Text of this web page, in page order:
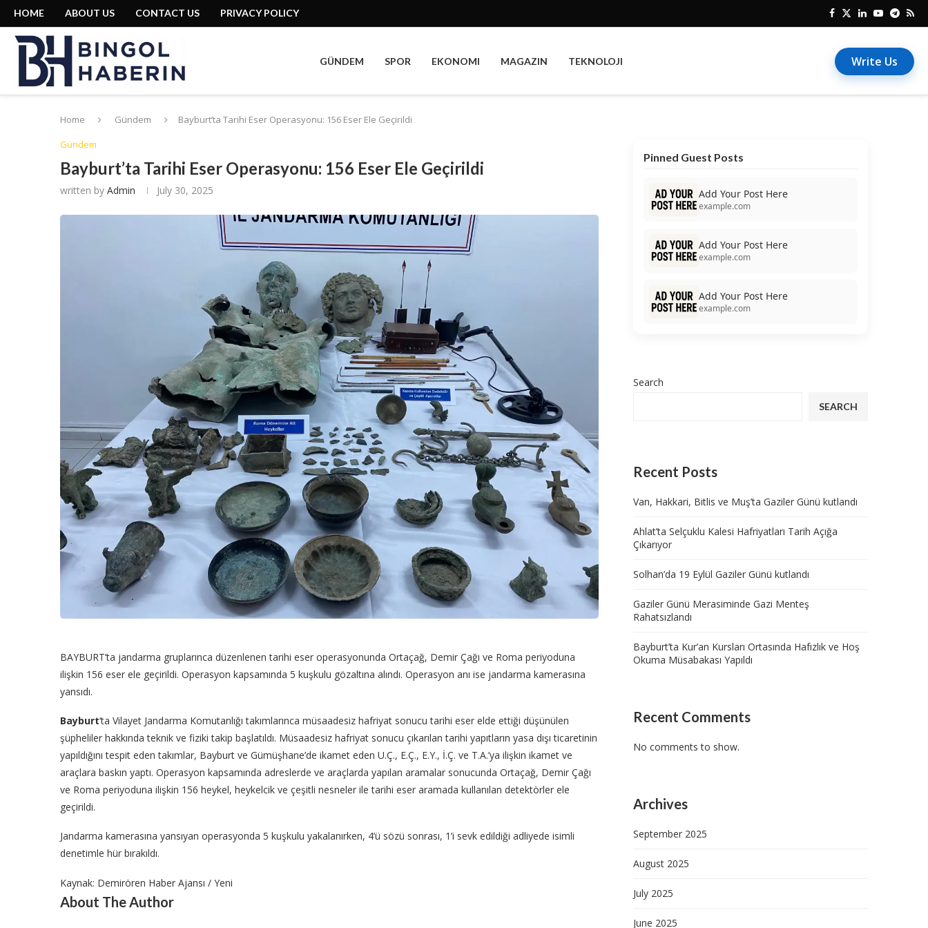
HOME ABOUT US CONTACT US PRIVACY POLICY
GÜNDEM SPOR EKONOMI MAGAZIN TEKNOLOJI Write Us
Home Gündem
Bayburt’ta Tarihi Eser Operasyonu: 156 Eser Ele Geçirildi
Gündem
Bayburt’ta Tarihi Eser Operasyonu: 156 Eser Ele Geçirildi
written by Admin July 30, 2025
BAYBURT’ta jandarma gruplarınca düzenlenen tarihi eser operasyonunda Ortaçağ, Demir Çağı ve Roma periyoduna
ilişkin 156 eser ele geçirildi. Operasyon kapsamında 5 kuşkulu gözaltına alındı. Operasyon anı ise jandarma kamerasına
yansıdı.
Bayburt‘ta Vilayet Jandarma Komutanlığı takımlarınca müsaadesiz hafriyat sonucu tarihi eser elde ettiği düşünülen
şüpheliler hakkında teknik ve fiziki takip başlatıldı. Müsaadesiz hafriyat sonucu çıkarılan tarihi yapıtların yasa dışı ticaretinin
yapıldığını tespit eden takımlar, Bayburt ve Gümüşhane’de ikamet eden U.Ç., E.Ç., E.Y., İ.Ç. ve T.A.’ya ilişkin ikamet ve
araçlara baskın yaptı. Operasyon kapsamında adreslerde ve araçlarda yapılan aramalar sonucunda Ortaçağ, Demir Çağı
ve Roma periyoduna ilişkin 156 heykel, heykelcik ve çeşitli nesneler ile tarihi eser aramada kullanılan detektörler ele
geçirildi.
Jandarma kamerasına yansıyan operasyonda 5 kuşkulu yakalanırken, 4’ü sözü sonrası, 1’i sevk edildiği adliyede isimli
denetimle hür bırakıldı.
Kaynak: Demirören Haber Ajansı / Yeni
About The Author
Pinned Guest Posts
Add Your Post Here
example.com
Add Your Post Here
example.com
Add Your Post Here
example.com
Search
SEARCH
Recent Posts
Van, Hakkari, Bitlis ve Muş’ta Gaziler Günü kutlandı
Ahlat’ta Selçuklu Kalesi Hafriyatları Tarih Açığa
Çıkarıyor
Solhan’da 19 Eylül Gaziler Günü kutlandı
Gaziler Günü Merasiminde Gazi Menteş
Rahatsızlandı
Bayburt’ta Kur’an Kursları Ortasında Hafızlık ve Hoş
Okuma Müsabakası Yapıldı
Recent Comments
No comments to show.
Archives
September 2025
August 2025
July 2025
June 2025